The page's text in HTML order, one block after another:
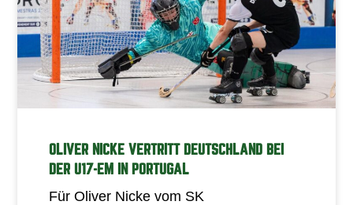
OLIVER NICKE VERTRITT DEUTSCHLAND BEI
DER U17-EM IN PORTUGAL
Für Oliver Nicke vom SK